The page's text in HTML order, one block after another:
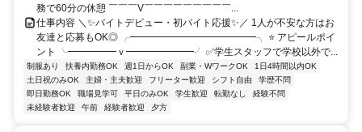
務で60分の休憩 ￣￣￣V￣￣￣￣￣￣￣￣￣...
仕事内容 ＼✨バイトデビュー・初バイト応援✨／ 1人が不安な方はお
友達と応募もOK◎ ╭━━━━━━━━━━━━━╮ ⭐ アピールポイ
ント ╰━━━━━ｖ━━━━━━━╯ ✅学生スタッフで学校以外で...
制服あり 扶養内勤務OK 週1日からOK 副業・WワークOK
1日4時間以内OK
土日祝のみOK
主婦・主夫歓迎 フリーター歓迎 シフト自由
学歴不問
即日勤務OK
職場見学可 平日のみOK 学生歓迎 転勤なし
経験不問
未経験者歓迎
午前 経験者歓迎 夕方